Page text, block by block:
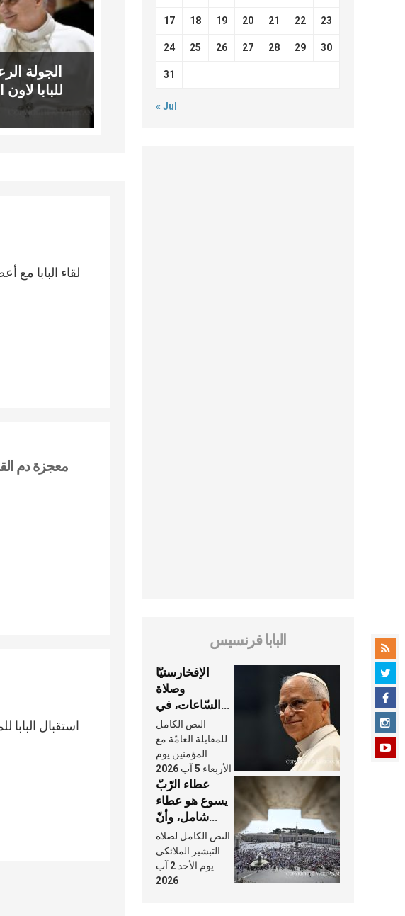
الجولة
للبابا
لقاء البابا مع
معجزة دم
استقبال
17 18 19 20 21 22 23
24 25 26 27 28 29 30
31
« Jul
البابا فرنسيس
الإفخارستيّا
وصلاة
السّاعات، في
كلّ أسبوع وكلّ
يوم، هما النَّفَس
في حياة
الكنيسة
النص الكامل
للمقابلة العامّة مع
المؤمنين يوم
الأربعاء 5 آب 2026
عطاء الرّبّ
يسوع هو عطاء
شامل، وأنّ
عنايته بنا لا
تغيب عنّا أبدًا
النص الكامل لصلاة
التبشير الملائكي
يوم الأحد 2 آب
2026